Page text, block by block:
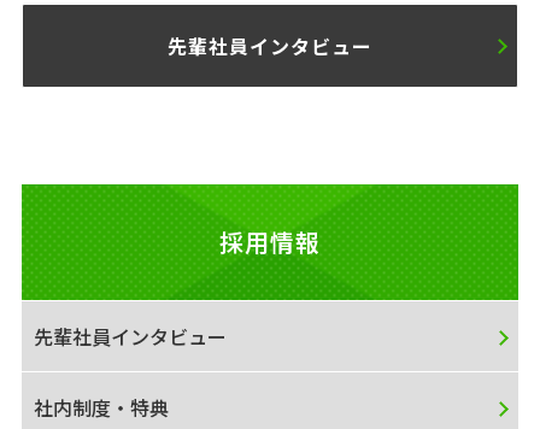
先輩社員インタビュー
採用情報
先輩社員インタビュー
社内制度・特典